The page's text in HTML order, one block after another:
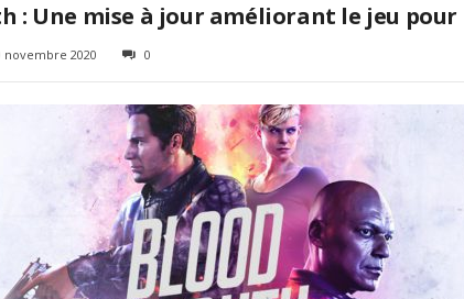
: Une mise à jour améliorant le jeu pour
novembre 2020 0